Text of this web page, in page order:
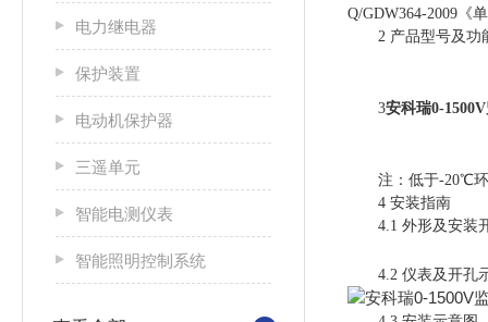
电力继电器
保护装置
电动机保护器
三遥单元
智能电测仪表
智能照明控制系统
Q/GDW364-2009《
2 产品型号及功
3安科瑞0-
注：低于-20℃环
4 安装指南
4.1 外形及安装
4.2 仪表及开孔